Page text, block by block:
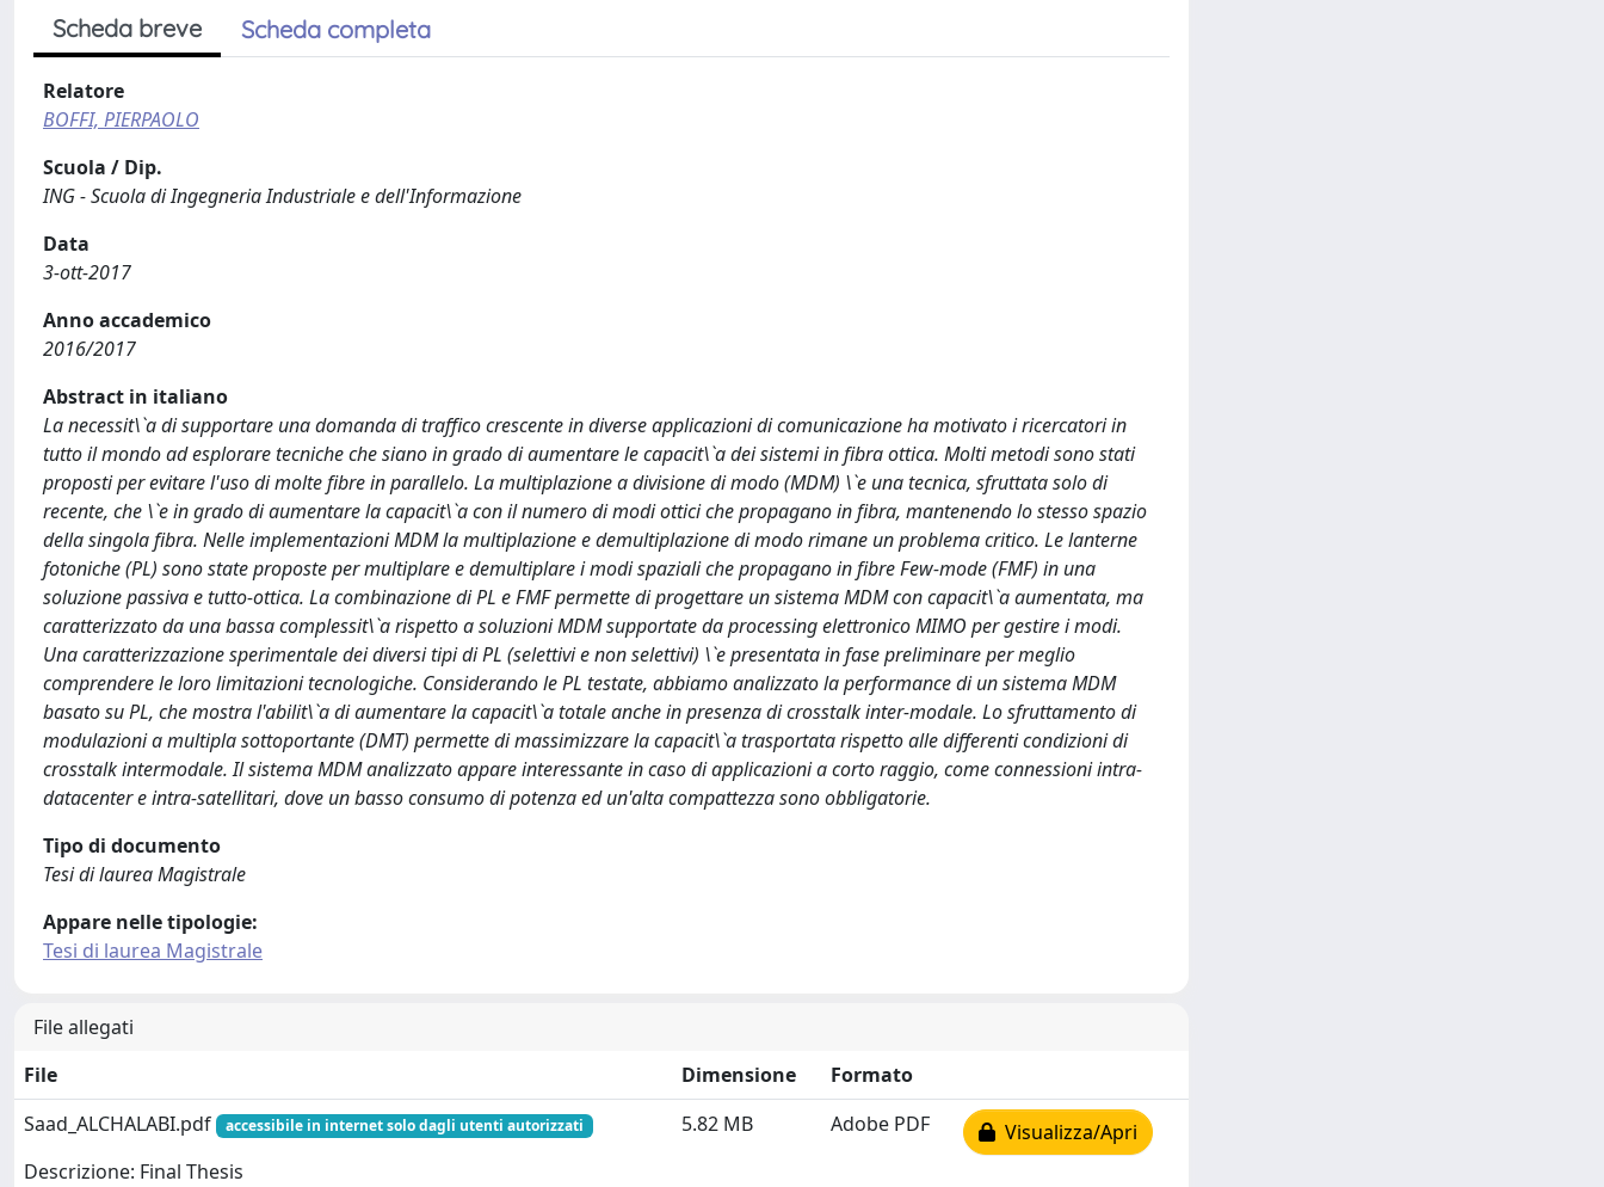
Scheda breve Scheda completa
Relatore
BOFFI, PIERPAOLO
Scuola / Dip.
ING - Scuola di Ingegneria Industriale e dell'Informazione
Data
3-ott-2017
Anno accademico
2016/2017
Abstract in italiano
La necessit\`a di supportare una domanda di traffico crescente in diverse applicazioni di comunicazione ha motivato i ricercatori in
tutto il mondo ad esplorare tecniche che siano in grado di aumentare le capacit\`a dei sistemi in fibra ottica. Molti metodi sono stati
proposti per evitare l'uso di molte fibre in parallelo. La multiplazione a divisione di modo (MDM) \`e una tecnica, sfruttata solo di
recente, che \`e in grado di aumentare la capacit\`a con il numero di modi ottici che propagano in fibra, mantenendo lo stesso spazio
della singola fibra. Nelle implementazioni MDM la multiplazione e demultiplazione di modo rimane un problema critico. Le lanterne
fotoniche (PL) sono state proposte per multiplare e demultiplare i modi spaziali che propagano in fibre Few-mode (FMF) in una
soluzione passiva e tutto-ottica. La combinazione di PL e FMF permette di progettare un sistema MDM con capacit\`a aumentata, ma
caratterizzato da una bassa complessit\`a rispetto a soluzioni MDM supportate da processing elettronico MIMO per gestire i modi.
Una caratterizzazione sperimentale dei diversi tipi di PL (selettivi e non selettivi) \`e presentata in fase preliminare per meglio
comprendere le loro limitazioni tecnologiche. Considerando le PL testate, abbiamo analizzato la performance di un sistema MDM
basato su PL, che mostra l'abilit\`a di aumentare la capacit\`a totale anche in presenza di crosstalk inter-modale. Lo sfruttamento di
modulazioni a multipla sottoportante (DMT) permette di massimizzare la capacit\`a trasportata rispetto alle differenti condizioni di
crosstalk intermodale. Il sistema MDM analizzato appare interessante in caso di applicazioni a corto raggio, come connessioni intra-
datacenter e intra-satellitari, dove un basso consumo di potenza ed un'alta compattezza sono obbligatorie.
Tipo di documento
Tesi di laurea Magistrale
Appare nelle tipologie:
Tesi di laurea Magistrale
File allegati
File
Dimensione
Formato
Saad_ALCHALABI.pdf
accessibile in internet solo dagli utenti autorizzati
Descrizione: Final Thesis
5.82 MB Adobe PDF Visualizza/Apri